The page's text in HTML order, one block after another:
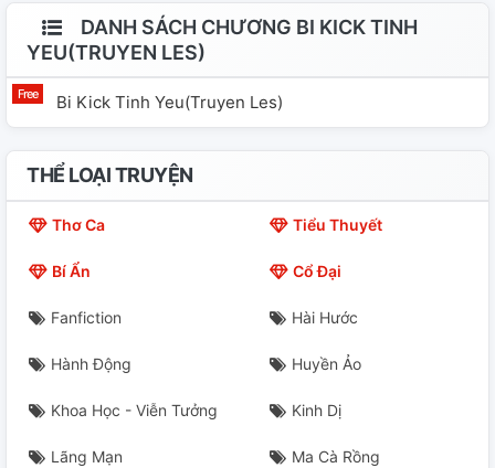
DANH SÁCH CHƯƠNG BI KICK TINH
YEU(TRUYEN LES)
Bi Kick Tinh Yeu(truyen Les)
THỂ LOẠI TRUYỆN
Thơ Ca Tiểu Thuyết
Bí Ẩn Cổ Đại
Fanfiction Hài Hước
Hành Động Huyền Ảo
Khoa Học - Viễn Tưởng Kinh Dị
Lãng Mạn Ma Cà Rồng